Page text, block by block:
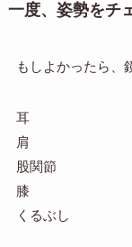
一度、姿勢をチ
もしよかったら、
耳
肩
股関節
膝
くるぶし